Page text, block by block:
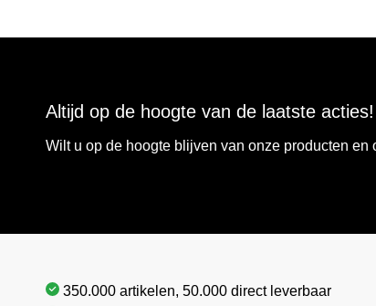
Altijd op de hoogte van de laatste acties!
Wilt u op de hoogte blijven van onze producten
350.000 artikelen, 50.000 direct leverbaar